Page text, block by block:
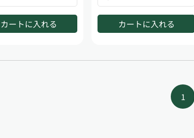
カートに入れる カートに入れる
1